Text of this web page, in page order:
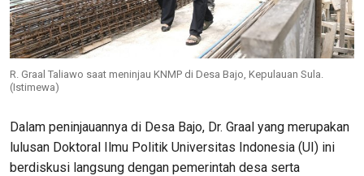
R. Graal Taliawo saat meninjau KNMP di Desa Bajo, Kepulauan Sula.
(Istimewa)
Dalam peninjauannya di Desa Bajo, Dr. Graal yang merupakan
lulusan Doktoral Ilmu Politik Universitas Indonesia (UI) ini
berdiskusi langsung dengan pemerintah desa serta